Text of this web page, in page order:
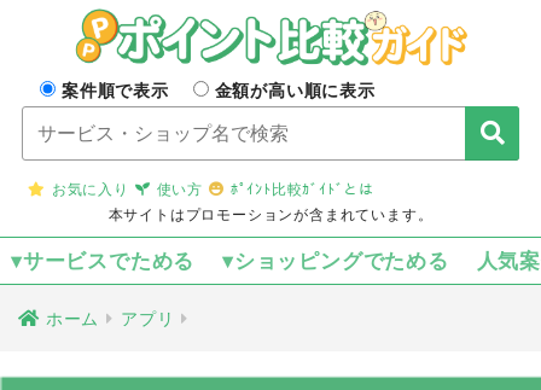
案件順で表示 金額が高い順に表示
お気に入り 使い方
ﾎﾟｲﾝﾄ比較ｶﾞｲﾄﾞとは
本サイトはプロモーションが含まれています。
▾サービスでためる ▾ショッピングでためる 人気
ホーム アプリ